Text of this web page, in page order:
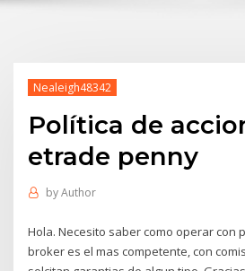
Nealeigh48342
Política de
etrade penny
byAuthor
Hola. Necesito saber como operar con
broker es el mas competente, con